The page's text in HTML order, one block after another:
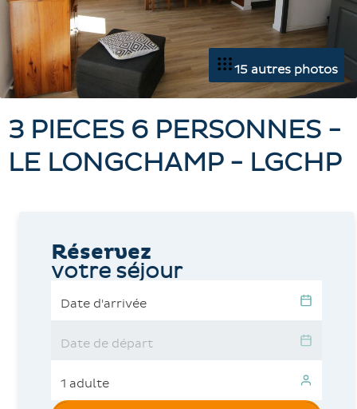
15 autres photos
3 PIECES 6 PERSONNES -
LE LONGCHAMP - LGCHP
Réservez
votre séjour